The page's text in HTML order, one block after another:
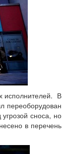
исполнителей. В
переоборудован
сноса, но
в перечень